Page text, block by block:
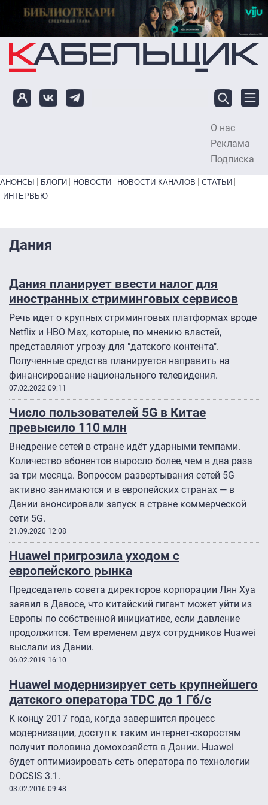
Перейти к основному содержанию
О нас
Реклама
Подписка
Primary links bottom
АНОНСЫ БЛОГИ НОВОСТИ НОВОСТИ КАНАЛОВ
СТАТЬИ
ИНТЕРВЬЮ
Дания
Дания планирует ввести налог для
иностранных стриминговых сервисов
Речь идет о крупных стриминговых платформах вроде
Netflix и HBO Max, которые, по мнению властей,
представляют угрозу для "датского контента".
Полученные средства планируется направить на
финансирование национального телевидения.
07.02.2022 09:11
Число пользователей 5G в Китае
превысило 110 млн
Внедрение сетей в стране идёт ударными темпами.
Количество абонентов выросло более, чем в два раза
за три месяца. Вопросом развертывания сетей 5G
активно занимаются и в европейских странах — в
Дании анонсировали запуск в стране коммерческой
сети 5G.
21.09.2020 12:08
Huawei пригрозила уходом с
европейского рынка
Председатель совета директоров корпорации Лян Хуа
заявил в Давосе, что китайский гигант может уйти из
Европы по собственной инициативе, если давление
продолжится. Тем временем двух сотрудников Huawei
выслали из Дании.
06.02.2019 16:10
Huawei модернизирует сеть крупнейшего
датского оператора TDC до 1 Гб/с
К концу 2017 года, когда завершится процесс
модернизации, доступ к таким интернет-скоростям
получит половина домохозяйств в Дании. Huawei
будет оптимизировать сеть оператора по технологии
DOCSIS 3.1.
03.02.2016 09:48